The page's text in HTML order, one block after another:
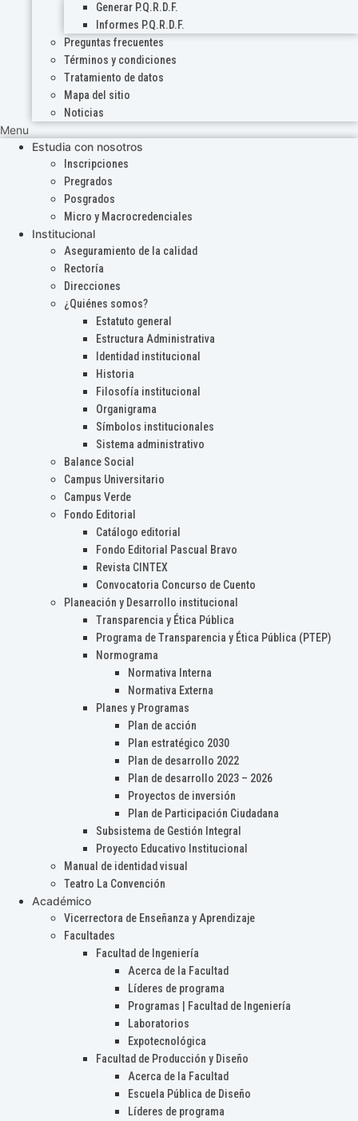
Generar P.Q.R.D.F.
Informes P.Q.R.D.F.
Preguntas frecuentes
Términos y condiciones
Tratamiento de datos
Mapa del sitio
Noticias
Menu
Estudia con nosotros
Inscripciones
Pregrados
Posgrados
Micro y Macrocredenciales
Institucional
Aseguramiento de la calidad
Rectoría
Direcciones
¿Quiénes somos?
Estatuto general
Estructura Administrativa
Identidad institucional
Historia
Filosofía institucional
Organigrama
Símbolos institucionales
Sistema administrativo
Balance Social
Campus Universitario
Campus Verde
Fondo Editorial
Catálogo editorial
Fondo Editorial Pascual Bravo
Revista CINTEX
Convocatoria Concurso de Cuento
Planeación y Desarrollo institucional
Transparencia y Ética Pública
Programa de Transparencia y Ética Pública (PTEP)
Normograma
Normativa Interna
Normativa Externa
Planes y Programas
Plan de acción
Plan estratégico 2030
Plan de desarrollo 2022
Plan de desarrollo 2023 – 2026
Proyectos de inversión
Plan de Participación Ciudadana
Subsistema de Gestión Integral
Proyecto Educativo Institucional
Manual de identidad visual
Teatro La Convención
Académico
Vicerrectora de Enseñanza y Aprendizaje
Facultades
Facultad de Ingeniería
Acerca de la Facultad
Líderes de programa
Programas | Facultad de Ingeniería
Laboratorios
Expotecnológica
Facultad de Producción y Diseño
Acerca de la Facultad
Escuela Pública de Diseño
Líderes de programa